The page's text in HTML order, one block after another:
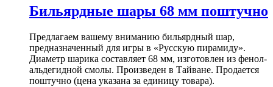
Бильярдные шары 68 мм поштучно
Предлагаем вашему вниманию бильярдный шар,
предназначенный для игры в «Русскую пирамиду».
Диаметр шарика составляет 68 мм, изготовлен из фенол-
альдегидной смолы. Произведен в Тайване. Продается
поштучно (цена указана за единицу товара).